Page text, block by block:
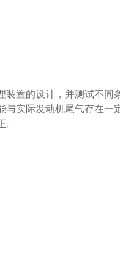
装置的设计，并测试不同
实际发动机尾气存在一